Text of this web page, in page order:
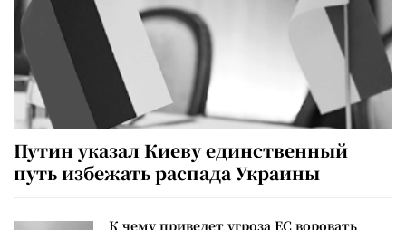
Путин указал Киеву единственный
путь избежать распада Украины
К чему приведет угроза ЕС воровать